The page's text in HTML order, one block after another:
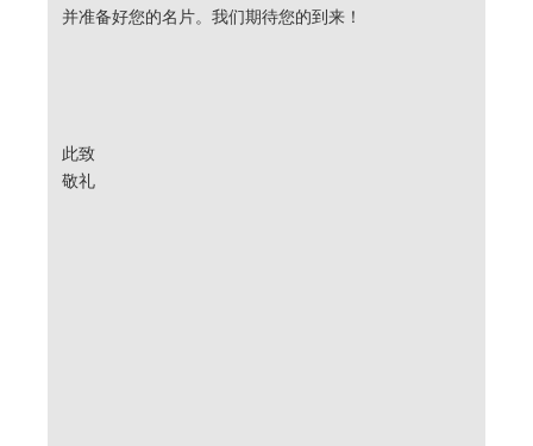
并准备好您的名片。我们期待您的到来！
此致
敬礼